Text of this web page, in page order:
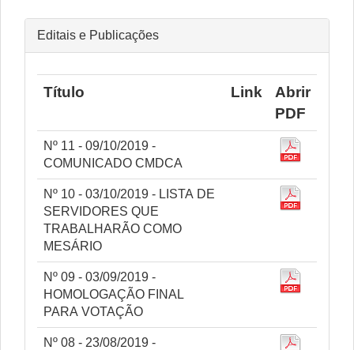
Editais e Publicações
Título Link
Abrir
PDF
Nº 11 - 09/10/2019 -
COMUNICADO CMDCA
Nº 10 - 03/10/2019 - LISTA DE
SERVIDORES QUE
TRABALHARÃO COMO
MESÁRIO
Nº 09 - 03/09/2019 -
HOMOLOGAÇÃO FINAL
PARA VOTAÇÃO
Nº 08 - 23/08/2019 -